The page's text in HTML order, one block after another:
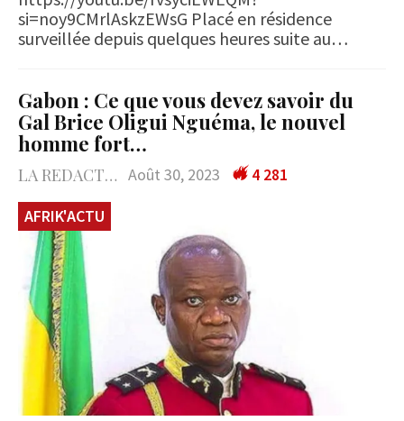
si=noy9CMrlAskzEWsG Placé en résidence
surveillée depuis quelques heures suite au…
Gabon : Ce que vous devez savoir du
Gal Brice Oligui Nguéma, le nouvel
homme fort…
LA REDACTION Août 30, 2023
4 281
AFRIK'ACTU